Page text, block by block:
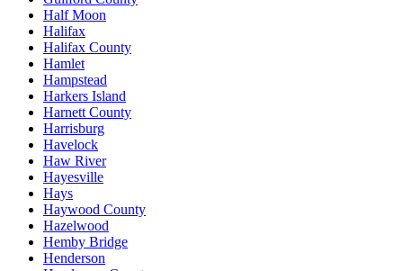
Half Moon
Halifax
Halifax County
Hamlet
Hampstead
Harkers Island
Harnett County
Harrisburg
Havelock
Haw River
Hayesville
Hays
Haywood County
Hazelwood
Hemby Bridge
Henderson